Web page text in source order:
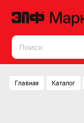
Главная Каталог